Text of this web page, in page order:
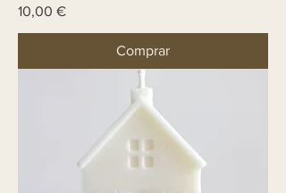
Price
10,00 €
Comprar